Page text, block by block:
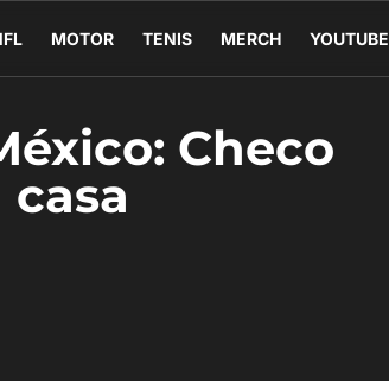
MOTOR TENIS MERCH YOUTUBE
Checo